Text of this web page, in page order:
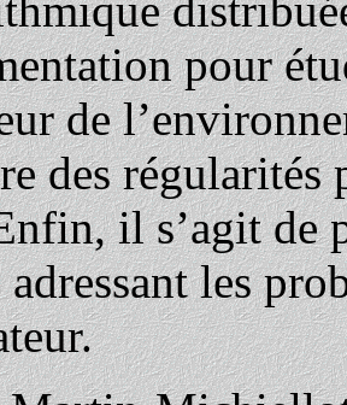
pour
de
des régularités
il s’agit de
adressant les